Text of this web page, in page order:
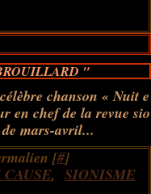
"
chanson « Nuit e
en chef de la revue sio
mars-avril...
[#]
, SIONISME